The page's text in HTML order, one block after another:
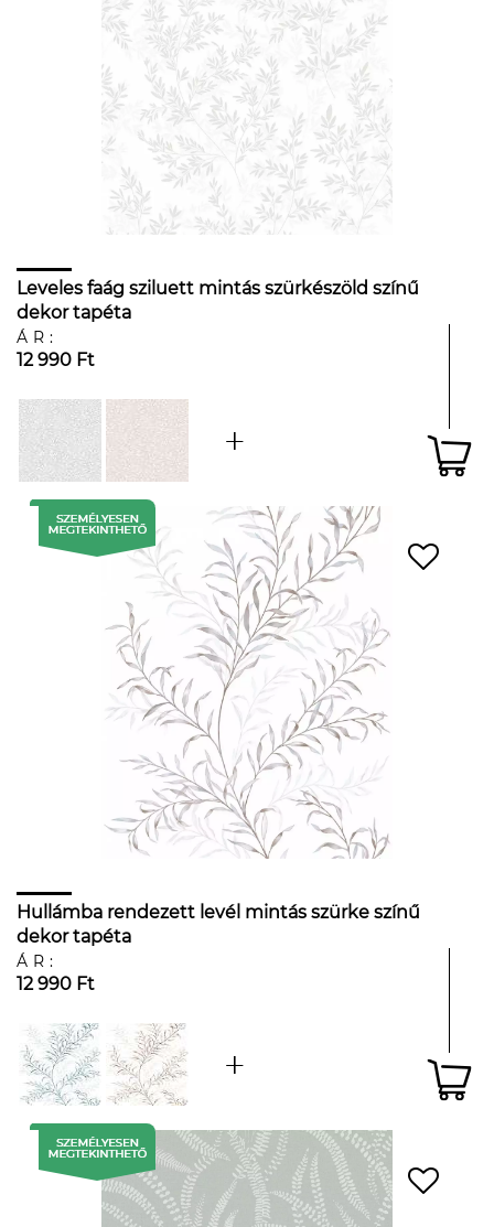
Leveles faág sziluett mintás szürkészöld színű
dekor tapéta
ÁR:
12 990 Ft
Hullámba rendezett levél mintás szürke színű
dekor tapéta
ÁR:
12 990 Ft